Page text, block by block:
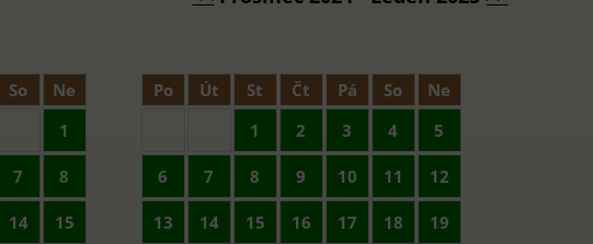
So
Ne
1
7 8
14 15
Po Út St Čt Pá So
Ne
1
2 3 4 5
6 7 8 9 10 11 12
13 14 15 16 17 18 19